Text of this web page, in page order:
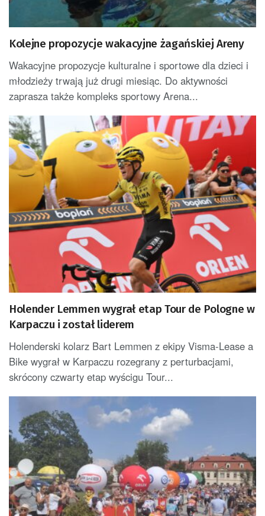
Kolejne propozycje wakacyjne żagańskiej Areny
Wakacyjne propozycje kulturalne i sportowe dla dzieci i
młodzieży trwają już drugi miesiąc. Do aktywności
zaprasza także kompleks sportowy Arena...
Holender Lemmen wygrał etap Tour de Pologne w
Karpaczu i został liderem
Holenderski kolarz Bart Lemmen z ekipy Visma-Lease a
Bike wygrał w Karpaczu rozegrany z perturbacjami,
skrócony czwarty etap wyścigu Tour...